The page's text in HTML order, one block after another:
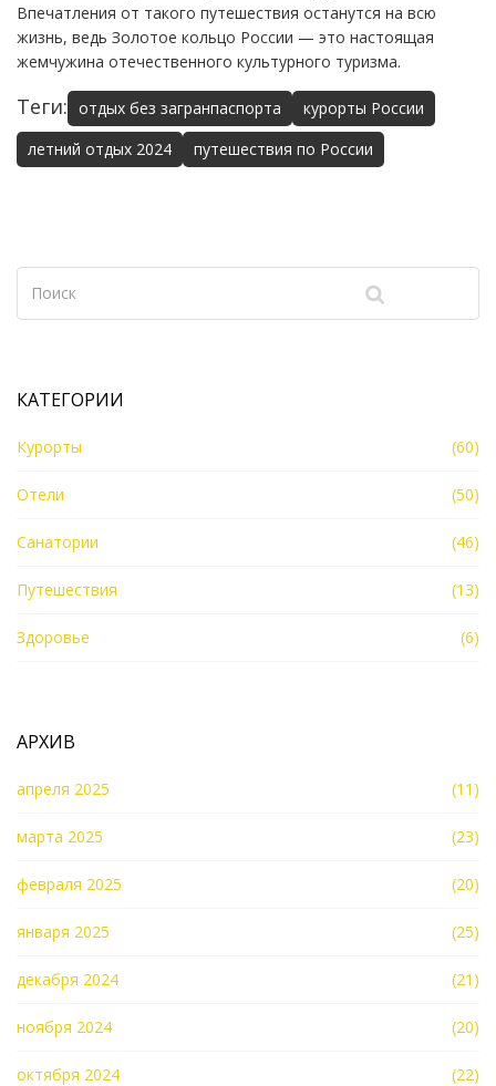
Впечатления от такого путешествия останутся на всю
жизнь, ведь Золотое кольцо России — это настоящая
жемчужина отечественного культурного туризма.
Теги: отдых без загранпаспорта
курорты России
летний отдых 2024
путешествия по России
КАТЕГОРИИ
Курорты (60)
Отели (50)
Санатории (46)
Путешествия (13)
Здоровье (6)
АРХИВ
апреля 2025 (11)
марта 2025 (23)
февраля 2025 (20)
января 2025 (25)
декабря 2024 (21)
ноября 2024 (20)
октября 2024 (22)